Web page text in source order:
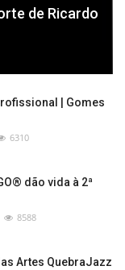
de Ricardo
| Gomes
6310
dão vida à 2ª
8588
Artes QuebraJazz